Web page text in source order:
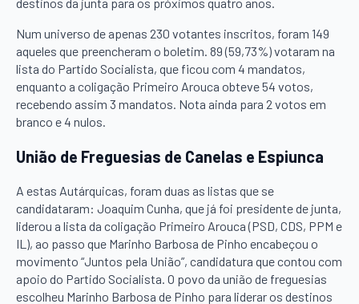
Num universo de apenas 230 votantes inscritos, foram 149
aqueles que preencheram o boletim. 89 (59,73%) votaram na
lista do Partido Socialista, que ficou com 4 mandatos,
enquanto a coligação Primeiro Arouca obteve 54 votos,
recebendo assim 3 mandatos. Nota ainda para 2 votos em
branco e 4 nulos.
União de Freguesias de Canelas e Espiunca
A estas Autárquicas, foram duas as listas que se
candidataram: Joaquim Cunha, que já foi presidente de junta,
liderou a lista da coligação Primeiro Arouca (PSD, CDS, PPM e
IL), ao passo que Marinho Barbosa de Pinho encabeçou o
movimento “Juntos pela União”, candidatura que contou com
apoio do Partido Socialista. O povo da união de freguesias
escolheu Marinho Barbosa de Pinho para liderar os destinos